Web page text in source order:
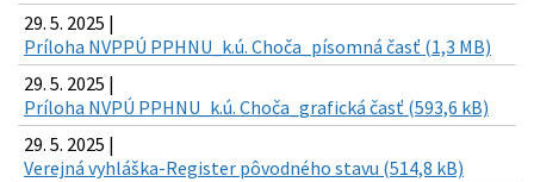
29. 5. 2025 |
Príloha NVPPÚ PPHNU_k.ú. Choča_písomná časť (1,3 MB)
29. 5. 2025 |
Príloha NVPÚ PPHNU_k.ú. Choča_grafická časť (593,6 kB)
29. 5. 2025 |
Verejná vyhláška-Register pôvodného stavu (514,8 kB)